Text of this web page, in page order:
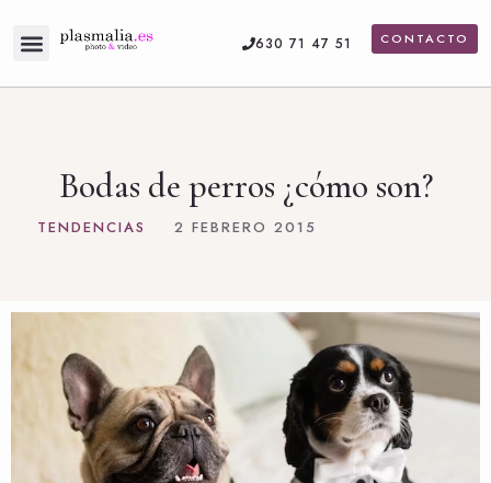
630 71 47 51 CONTACTO
Bodas de perros ¿cómo son?
TENDENCIAS 2 FEBRERO 2015